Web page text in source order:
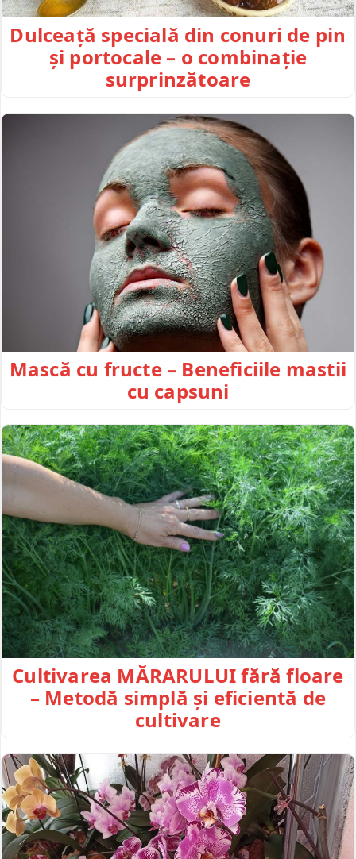
Dulceață specială din conuri de pin
și portocale – o combinație
surprinzătoare
Mască cu fructe – Beneficiile mastii
cu capsuni
Cultivarea MĂRARULUI fără floare
– Metodă simplă și eficientă de
cultivare